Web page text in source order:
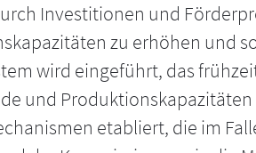
Investitionen und
zu erhöhen und
wird eingeführt, das
und
etabliert, die im